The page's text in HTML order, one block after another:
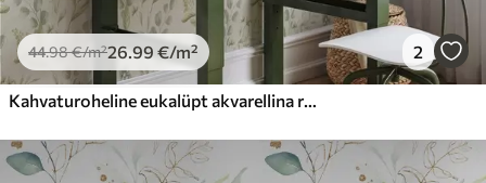
44.98€/m²26.99 €/m² 2
Kahvaturoheline eukalüpt akvarellina roheline eukalüpt akvarellina botaanilise mustriga